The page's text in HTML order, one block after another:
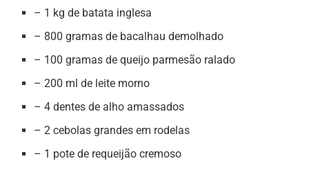
– 1 kg de batata inglesa
– 800 gramas de bacalhau demolhado
– 100 gramas de queijo parmesão ralado
– 200 ml de leite morno
– 4 dentes de alho amassados
– 2 cebolas grandes em rodelas
– 1 pote de requeijão cremoso